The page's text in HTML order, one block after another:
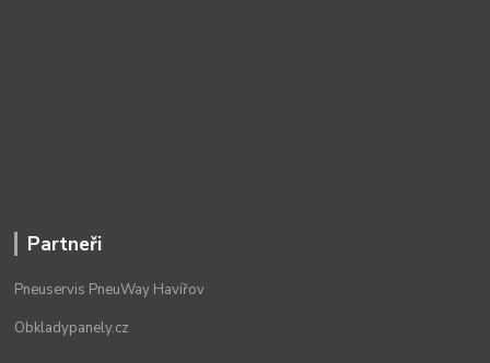
Partneři
Pneuservis PneuWay Havířov
Obkladypanely.cz